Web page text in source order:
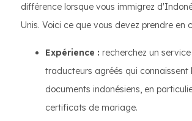
différence lorsque vous immigrez
Unis. Voici ce que vous devez prendre en
Expérience : recherchez un
traducteurs agréés qui connaissent
documents indonésiens, en
certificats de mariage.